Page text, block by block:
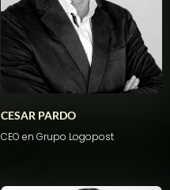
CESAR PARDO
CEO en Grupo Logopost